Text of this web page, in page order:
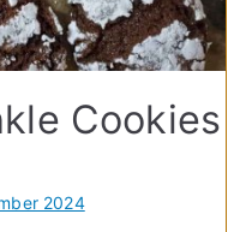
Cookies
2024